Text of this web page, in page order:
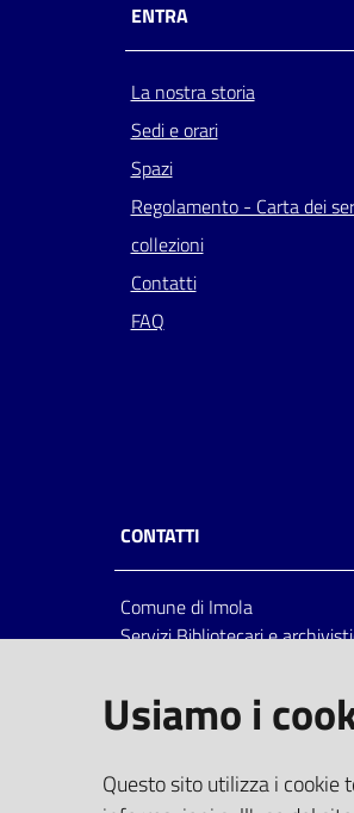
ENTRA
La nostra storia
Sedi e orari
Spazi
Regolamento - Carta dei
collezioni
Contatti
FAQ
CONTATTI
Comune di Imola
Servizi Bibliotecari e
Italia
centralino: tel 0542.6026.36
bim@comune.imola.bo.it
PEC
Usiamo i
Questo sito utilizza i cookie